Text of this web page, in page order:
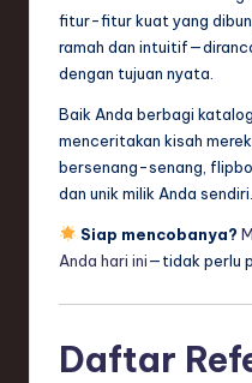
fitur-fitur kuat yang
ramah dan
dengan tujuan nyata.
Baik Anda berbagi
menceritakan kisah
bersenang-senang,
dan unik milik Anda sendiri.
Siap mencobanya?
Anda hari ini—tidak perlu
Daftar